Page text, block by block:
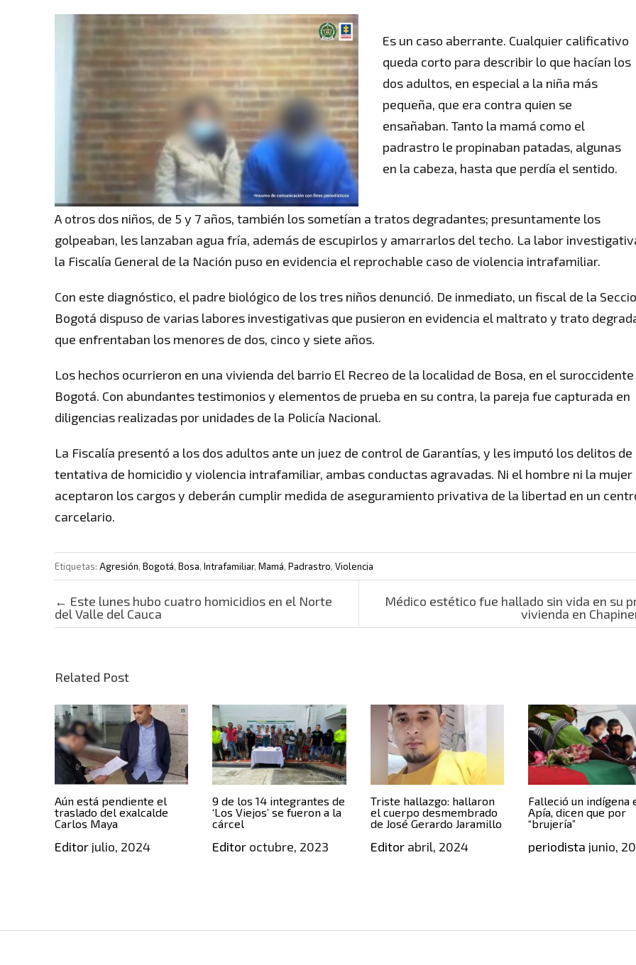
Es un caso aberrante. Cualquier calificativo
queda corto para describir lo que hacían los
dos adultos, en especial a la niña más
pequeña, que era contra quien se
ensañaban. Tanto la mamá como el
padrastro le propinaban patadas, algunas
en la cabeza, hasta que perdía el sentido.
A otros dos niños, de 5 y 7 años, también los sometían a tratos degradantes; presuntamente los
golpeaban, les lanzaban agua fría, además de escupirlos y amarrarlos del techo. La labor
la Fiscalía General de la Nación puso en evidencia el reprochable caso de violencia intrafamiliar.
Con este diagnóstico, el padre biológico de los tres niños denunció. De inmediato, un fiscal de la
Bogotá dispuso de varias labores investigativas que pusieron en evidencia el maltrato y trato
que enfrentaban los menores de dos, cinco y siete años.
Los hechos ocurrieron en una vivienda del barrio El Recreo de la localidad de Bosa, en el suroccidente
Bogotá. Con abundantes testimonios y elementos de prueba en su contra, la pareja fue capturada en
diligencias realizadas por unidades de la Policía Nacional.
La Fiscalía presentó a los dos adultos ante un juez de control de Garantías, y les imputó los delitos de
tentativa de homicidio y violencia intrafamiliar, ambas conductas agravadas. Ni el hombre ni la mujer
aceptaron los cargos y deberán cumplir medida de aseguramiento privativa de la libertad en un
carcelario.
Etiquetas: Agresión, Bogotá, Bosa, Intrafamiliar, Mamá, Padrastro, Violencia
Post navigation
← Este lunes hubo cuatro homicidios en el Norte
del Valle del Cauca
Médico estético fue hallado sin vida en su
vivienda en
Related Post
Aún está pendiente el
traslado del exalcalde
Carlos Maya
Editor julio, 2024
9 de los 14 integrantes de
‘Los Viejos’ se fueron a la
cárcel
Editor octubre, 2023
Triste hallazgo: hallaron
el cuerpo desmembrado
de José Gerardo Jaramillo
Editorabril, 2024
Falleció un indígena
Apía, dicen que por
“brujería”
periodista junio,